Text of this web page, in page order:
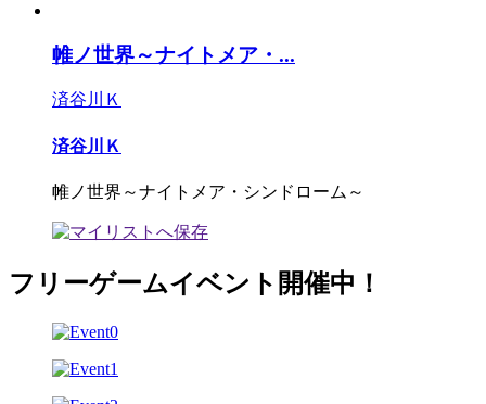
帷ノ世界～ナイトメア・...
済谷川Ｋ
済谷川Ｋ
帷ノ世界～ナイトメア・シンドローム～
フリーゲームイベント開催中！